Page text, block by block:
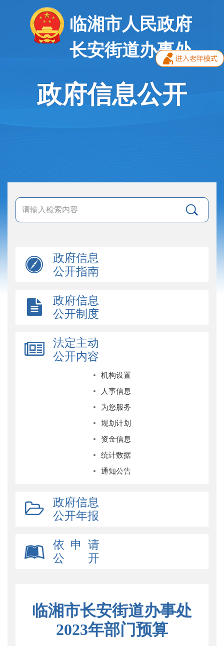
临湘市人民政府
长安街道办事处
政府信息公开
政府信息
公开指南
政府信息
公开制度
法定主动
公开内容
机构设置
人事信息
为您服务
规划计划
资金信息
统计数据
通知公告
政府信息
公开年报
依 申 请
公 开
临湘市长安街道办事处
2023年部门预算